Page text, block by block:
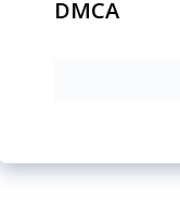
DMCA